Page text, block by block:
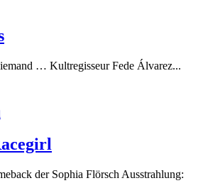
… Kultregisseur Fede Álvarez...
der Sophia Flörsch Ausstrahlung: